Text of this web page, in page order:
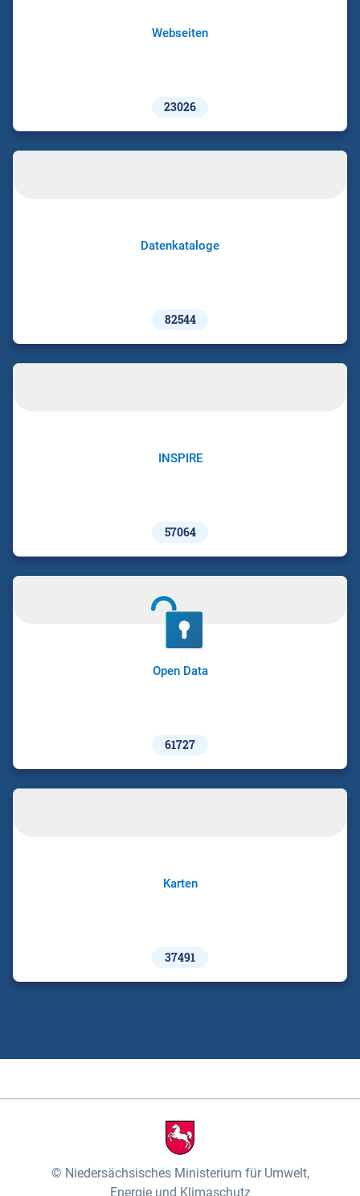
Webseiten
23026
Datenkataloge
82544
INSPIRE
57064
Open Data
61727
Karten
37491
Niedersächsisches Ministerium für Umwelt,
Energie und Klimaschutz